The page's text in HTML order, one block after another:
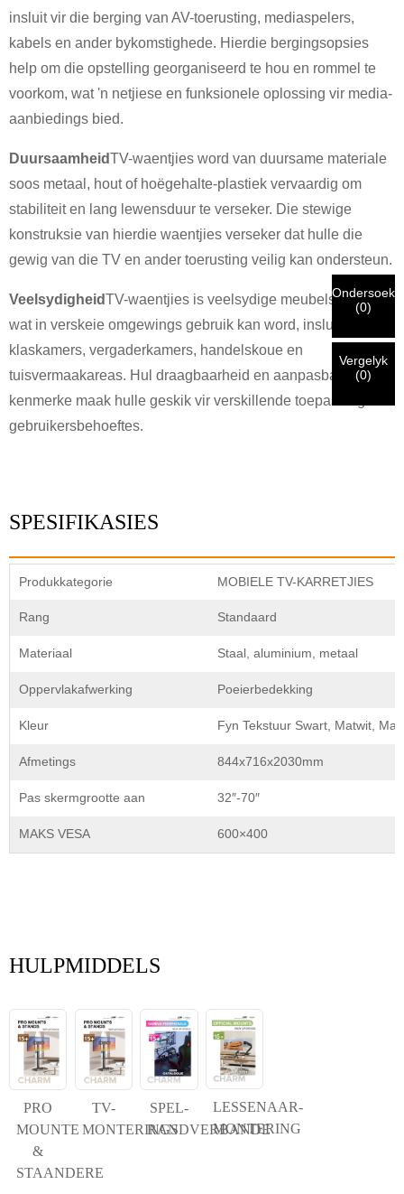
insluit vir die berging van AV-toerusting, mediaspelers,
kabels en ander bykomstighede. Hierdie bergingsopsies
help om die opstelling georganiseerd te hou en rommel te
voorkom, wat 'n netjiese en funksionele oplossing vir media-
aanbiedings bied.
DuursaamheidTV-waentjies word van duursame materiale
soos metaal, hout of hoëgehalte-plastiek vervaardig om
stabiliteit en lang lewensduur te verseker. Die stewige
konstruksie van hierdie waentjies verseker dat hulle die
gewig van die TV en ander toerusting veilig kan ondersteun.
VeelsydigheidTV-waentjies is veelsydige meubelstukke
wat in verskeie omgewings gebruik kan word, insluitend
klaskamers, vergaderkamers, handelskoue en
tuisvermaakareas. Hul draagbaarheid en aanpasbare
kenmerke maak hulle geskik vir verskillende toepassings en
gebruikersbehoeftes.
SPESIFIKASIES
Produkkategorie MOBIELE TV-KARRETJIES
Rang Standaard
Materiaal Staal, aluminium, metaal
Oppervlakafwerking Poeierbedekking
Kleur Fyn Tekstuur Swart, Matwit,
Afmetings 844x716x2030mm
Pas skermgrootte aan 32″-70″
MAKS VESA 600×400
HULPMIDDELS
PRO
MOUNTE
&
STAANDERE
TV-
MONTERINGS
SPEL-
RANDVERBANDE
LESSENAAR-
MONTERING
×
KIES JOU EIE IDENTITEIT
Ek is
CHARM se kliënt
Ek is
Nuwe besoeker
×
VERIFIEER JOU IDENTITEIT
verifieer dat u 'n regte CHARM-kliënt is.
Gaan terug Dien in
Voordat u indien, assebliefVERIFIEER ALLESinligting
Verkeerde inligting sal lei tot die mislukking van
die versending van materiaal.
Dien in
jou ingedien
inligting vir verifikasie en magtiging. Sodra die
identifikasie geverifieer is, sal u 'n e-poskennisgewing
ontvang.
Ondersoek
(0)
Vergelyk
(0)